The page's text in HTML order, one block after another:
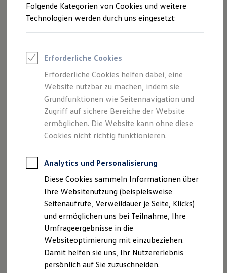
Saisonangebote
Reifenpakete
Leasing
Leasing-Angebote
Elektroauto Leasing
Kleinwagen-Leasing
Leasing ohne Anzahlung
Finanzierung
Autokredit mit Schlussrate
Versicherungen und Garantien
Kfz-Versicherung
Restschuldversicherungen
Garantien
Professional Class bei Volkswagen
Behörden
Direktkunden
Sonderfahrzeuge
Anpfiff zum Gewinn
Elektromobilität
Elektroautos
ID. Tutorials
Elektrofahrzeugkonzepte
ID. EVERY1
Reichweite
Folgende Kategorien von Cookies und weitere
Technologien werden durch uns eingesetzt:
Erforderliche Cookies
Erforderliche Cookies helfen dabei, eine
Website nutzbar zu machen, indem sie
Grundfunktionen wie Seitennavigation und
Zugriff auf sichere Bereiche der Website
ermöglichen. Die Website kann ohne diese
Cookies nicht richtig funktionieren.
Analytics und Personalisierung
Diese Cookies sammeln Informationen über
Ihre Websitenutzung (beispielsweise
Seitenaufrufe, Verweildauer je Seite, Klicks)
und ermöglichen uns bei Teilnahme, Ihre
Umfrageergebnisse in die
Websiteoptimierung mit einzubeziehen.
Damit helfen sie uns, Ihr Nutzererlebnis
persönlich auf Sie zuzuschneiden.